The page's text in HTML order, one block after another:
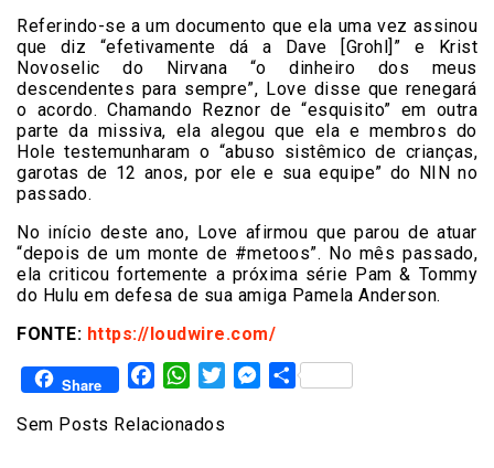
Referindo-se a um documento que ela uma vez assinou
que diz “efetivamente dá a Dave [Grohl]” e Krist
Novoselic do Nirvana “o dinheiro dos meus
descendentes para sempre”, Love disse que renegará
o acordo. Chamando Reznor de “esquisito” em outra
parte da missiva, ela alegou que ela e membros do
Hole testemunharam o “abuso sistêmico de crianças,
garotas de 12 anos, por ele e sua equipe” do NIN no
passado.
No início deste ano, Love afirmou que parou de atuar
“depois de um monte de #metoos”. No mês passado,
ela criticou fortemente a próxima série Pam & Tommy
do Hulu em defesa de sua amiga Pamela Anderson.
FONTE: https://loudwire.com/
Share FacebookWhatsAppTwitterMessenger
Share
Sem Posts Relacionados